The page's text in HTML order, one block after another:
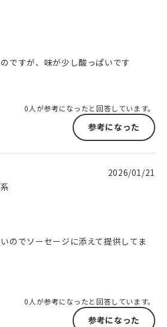
ですが、味が少し酸っぱいです
0人が参考になったと回答しています。
参考になった
2026/01/21
のでソーセージに添えて提供してま
0人が参考になったと回答しています。
参考になった